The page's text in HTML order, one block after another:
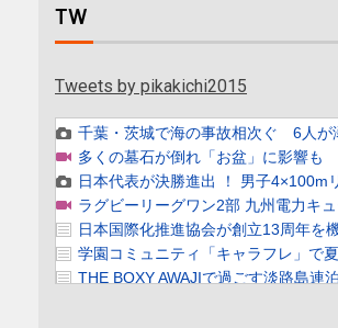
TW
Tweets by pikakichi2015